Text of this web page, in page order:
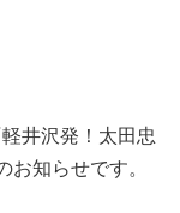
井沢発！太田忠
お知らせです。